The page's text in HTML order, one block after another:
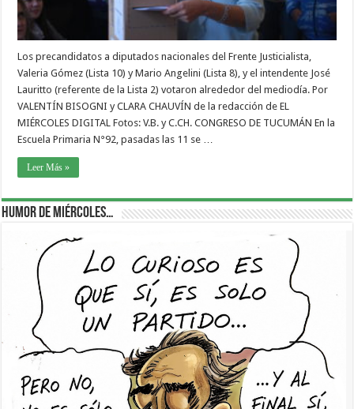
Los precandidatos a diputados nacionales del Frente Justicialista,
Valeria Gómez (Lista 10) y Mario Angelini (Lista 8), y el intendente José
Lauritto (referente de la Lista 2) votaron alrededor del mediodía. Por
VALENTÍN BISOGNI y CLARA CHAUVÍN de la redacción de EL
MIÉRCOLES DIGITAL Fotos: V.B. y C.CH. CONGRESO DE TUCUMÁN En la
Escuela Primaria N°92, pasadas las 11 se …
Leer Más »
Humor de Miércoles…